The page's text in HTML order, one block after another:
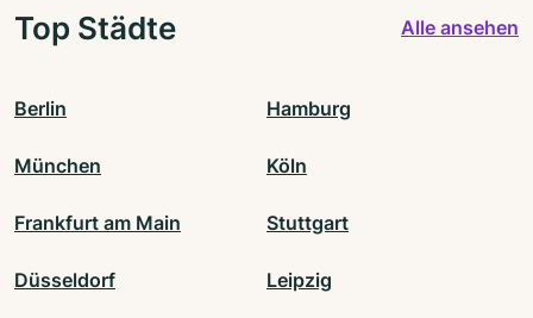
Top Städte Alle ansehen
Berlin Hamburg
München Köln
Frankfurt am Main Stuttgart
Düsseldorf Leipzig